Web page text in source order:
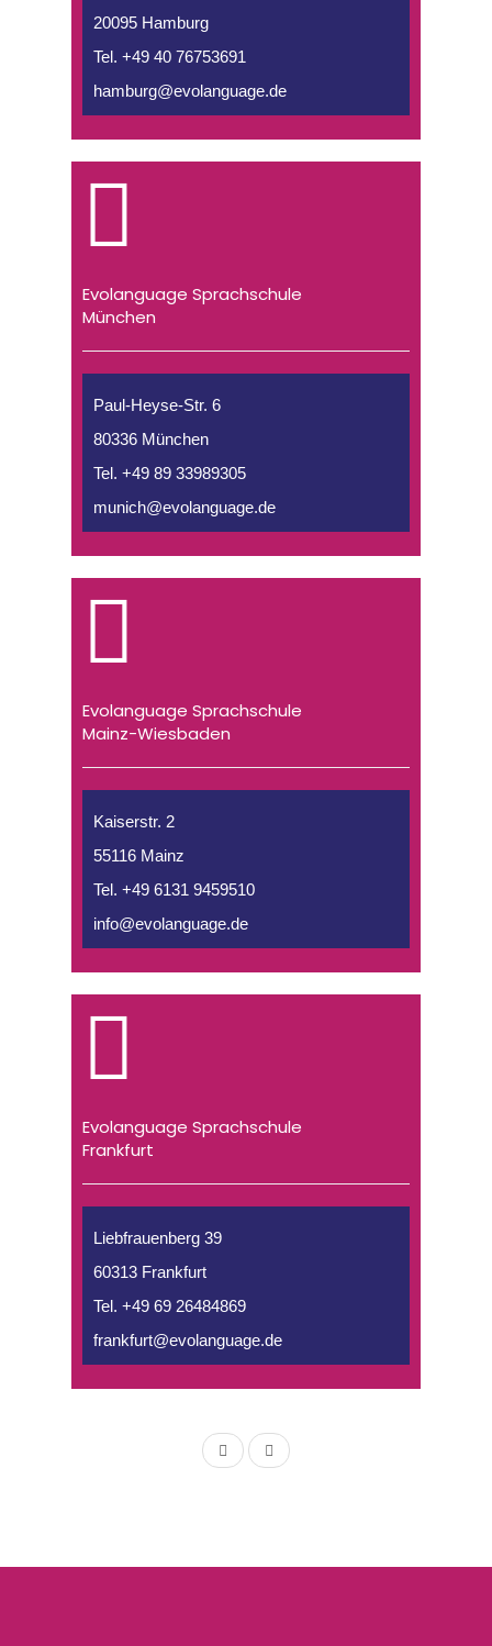
20095 Hamburg
Tel. +49 40 76753691
hamburg@evolanguage.de
Evolanguage Sprachschule
München
Paul-Heyse-Str. 6
80336 München
Tel. +49 89 33989305
munich@evolanguage.de
Evolanguage Sprachschule
Mainz-Wiesbaden
Kaiserstr. 2
55116 Mainz
Tel. +49 6131 9459510
info@evolanguage.de
Evolanguage Sprachschule
Frankfurt
Liebfrauenberg 39
60313 Frankfurt
Tel. +49 69 26484869
frankfurt@evolanguage.de